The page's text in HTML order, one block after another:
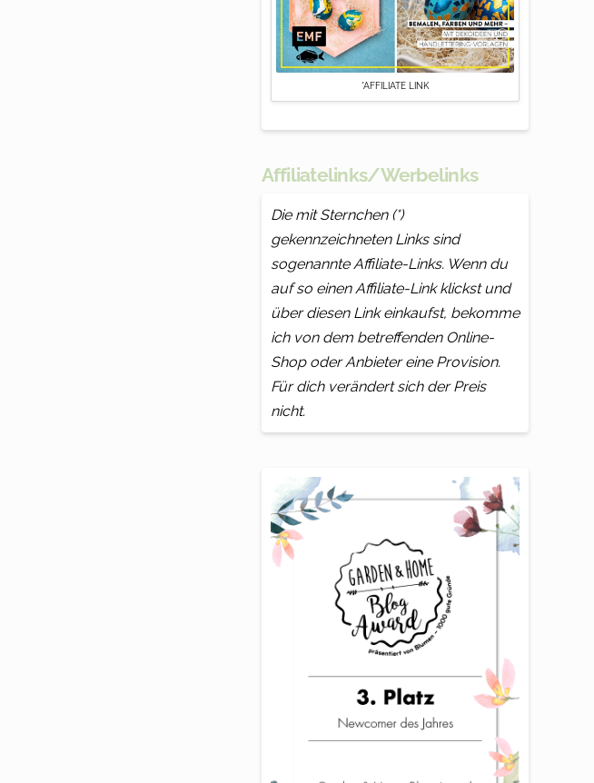
*AFFILIATE LINK
Affiliatelinks/Werbelinks
Die mit Sternchen (*)
gekennzeichneten Links sind
sogenannte Affiliate-Links. Wenn du
auf so einen Affiliate-Link klickst und
über diesen Link einkaufst, bekomme
ich von dem betreffenden Online-
Shop oder Anbieter eine Provision.
Für dich verändert sich der Preis
nicht.